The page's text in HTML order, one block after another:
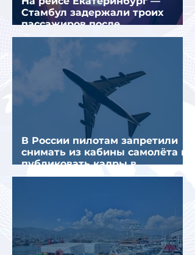
Стамбул задержали троих
пассажиров после
предполагаемой серии краж
В России пилотам запретили
снимать из кабины самолёта и
публиковать кадры в
интернете